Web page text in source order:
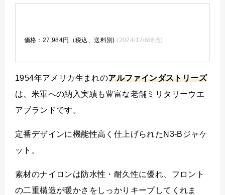
価格：27,984円（税込、送料別) (2024/12/6時点)
1954年アメリカ生まれのアルファインダストリーズ
は、米軍への納入実績も豊富な老舗ミリタリーウエ
アブランドです。
定番デザインに機能性高く仕上げられたN3-Bジャケ
ット。
素材のナイロンは防水性・耐久性に優れ、フロント
の二重構造が暖かさをしっかりキープしてくれま